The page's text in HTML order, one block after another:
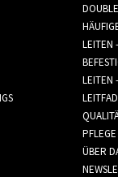
LEITEN -
LEITEN
PFLEGE
ÜBER